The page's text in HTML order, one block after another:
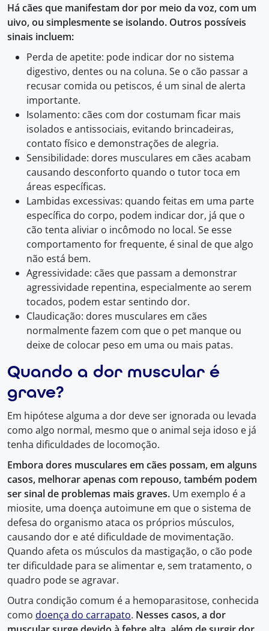
Há cães que manifestam dor por meio da voz, com um
uivo, ou simplesmente se isolando. Outros possíveis
sinais incluem:
Perda de apetite: pode indicar dor no sistema
digestivo, dentes ou na coluna. Se o cão passar a
recusar comida ou petiscos, é um sinal de alerta
importante.
Isolamento: cães com dor costumam ficar mais
isolados e antissociais, evitando brincadeiras,
contato físico e demonstrações de alegria.
Sensibilidade: dores musculares em cães acabam
causando desconforto quando o tutor toca em
áreas específicas.
Lambidas excessivas: quando feitas em uma parte
específica do corpo, podem indicar dor, já que o
cão tenta aliviar o incômodo no local. Se esse
comportamento for frequente, é sinal de que algo
não está bem.
Agressividade: cães que passam a demonstrar
agressividade repentina, especialmente ao serem
tocados, podem estar sentindo dor.
Claudicação: dores musculares em cães
normalmente fazem com que o pet manque ou
deixe de colocar peso em uma ou mais patas.
Quando a dor muscular é
grave?
Em hipótese alguma a dor deve ser ignorada ou levada
como algo normal, mesmo que o animal seja idoso e já
tenha dificuldades de locomoção.
Embora dores musculares em cães possam, em alguns
casos, melhorar apenas com repouso, também podem
ser sinal de problemas mais graves. Um exemplo é a
miosite, uma doença autoimune em que o sistema de
defesa do organismo ataca os próprios músculos,
causando dor e até dificuldade de movimentação.
Quando afeta os músculos da mastigação, o cão pode
ter dificuldade para se alimentar e, sem tratamento, o
quadro pode se agravar.
Outra condição comum é a hemoparasitose, conhecida
como doença do carrapato. Nesses casos, a dor